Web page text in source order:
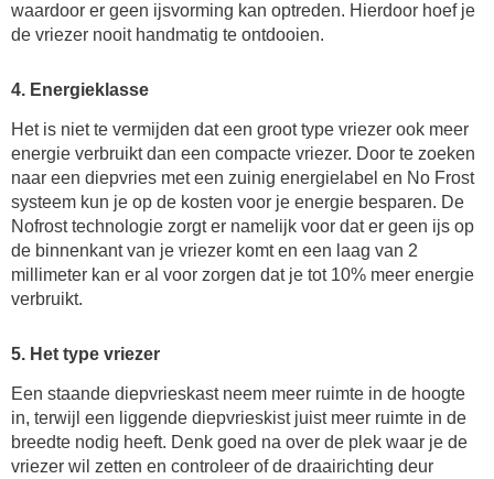
waardoor er geen ijsvorming kan optreden. Hierdoor hoef je
de vriezer nooit handmatig te ontdooien.
4. Energieklasse
Het is niet te vermijden dat een groot type vriezer ook meer
energie verbruikt dan een compacte vriezer. Door te zoeken
naar een diepvries met een zuinig energielabel en No Frost
systeem kun je op de kosten voor je energie besparen. De
Nofrost technologie zorgt er namelijk voor dat er geen ijs op
de binnenkant van je vriezer komt en een laag van 2
millimeter kan er al voor zorgen dat je tot 10% meer energie
verbruikt.
5. Het type vriezer
Een staande diepvrieskast neem meer ruimte in de hoogte
in, terwijl een liggende diepvrieskist juist meer ruimte in de
breedte nodig heeft. Denk goed na over de plek waar je de
vriezer wil zetten en controleer of de draairichting deur